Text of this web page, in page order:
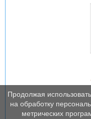
Продолжая
на обработку
метрических